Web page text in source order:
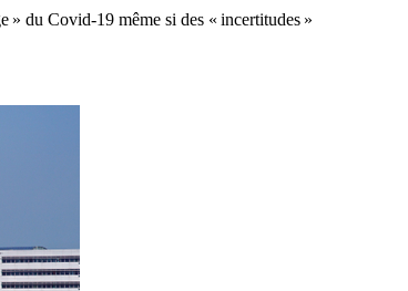
» du Covid-19 même si des « incertitudes »